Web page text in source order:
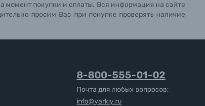
момент покупки и оплаты. Вся информация на сайте
просим Вас при покупке проверять наличие
8-800-555-01-02
Почта для любых вопросов:
info@yarkiy.ru